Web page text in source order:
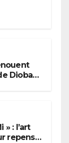
Diobaye
» : l’art
repenser